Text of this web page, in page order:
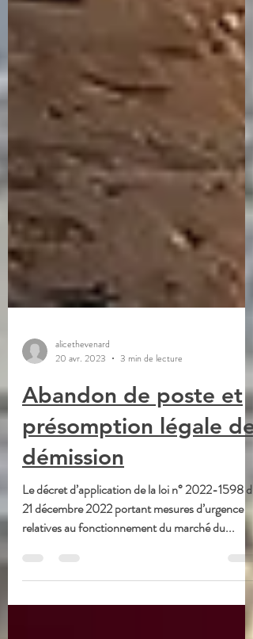
20 avr. 2023
3 min de lecture
Abandon de poste et
présomption légale de
démission
Le décret d’application de la loi n° 2022-1598 du
relatives au fonctionnement du marché du...